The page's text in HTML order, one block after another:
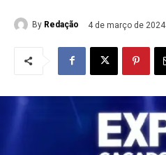
By Redação 4 de março de 2024